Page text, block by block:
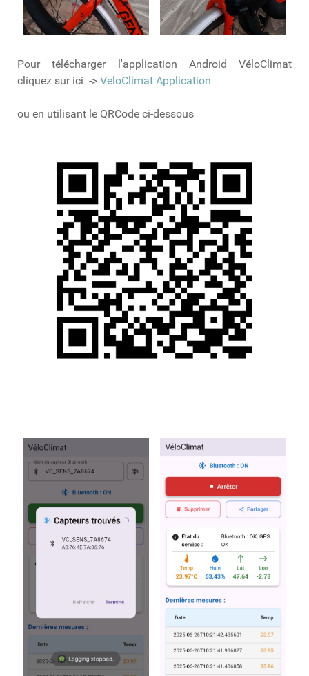
Pour télécharger l'application Android VéloClimat
cliquez sur ici -> VeloClimat Application
ou en utilisant le QRCode ci-dessous